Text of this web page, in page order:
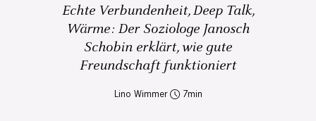
Echte Verbundenheit, Deep Talk,
Wärme: Der Soziologe Janosch
Schobin erklärt, wie gute
Freundschaft funktioniert
Lino Wimmer 7